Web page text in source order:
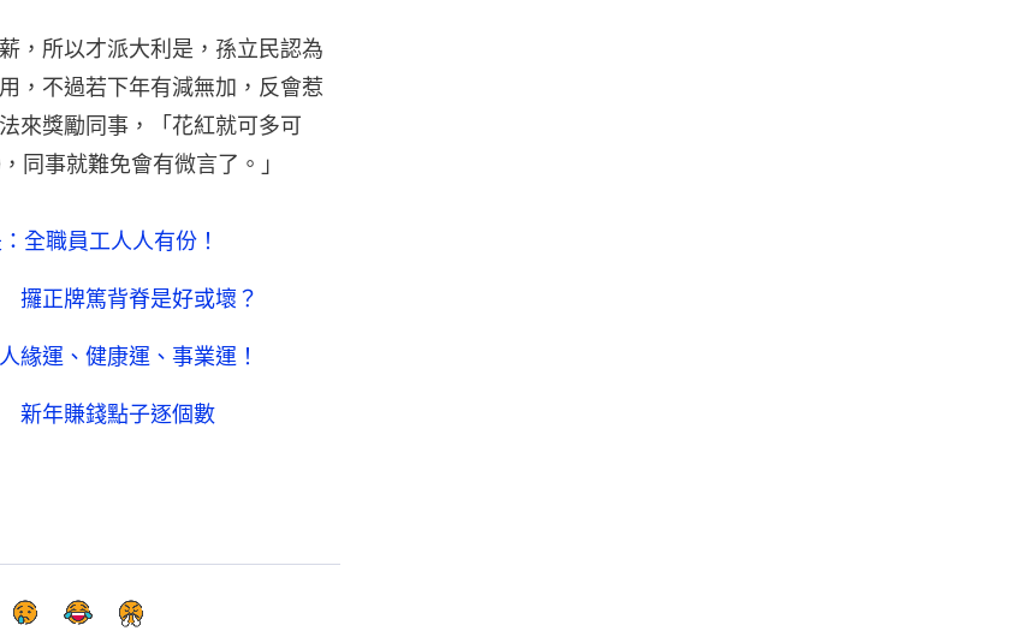
，所以才派大利是，孫立民認為
，不過若下年有減無加，反會惹
來獎勵同事，「花紅就可多可
同事就難免會有微言了。」
全職員工人人有份！
攞正牌篤背脊是好或壞？
緣運、健康運、事業運！
新年賺錢點子逐個數